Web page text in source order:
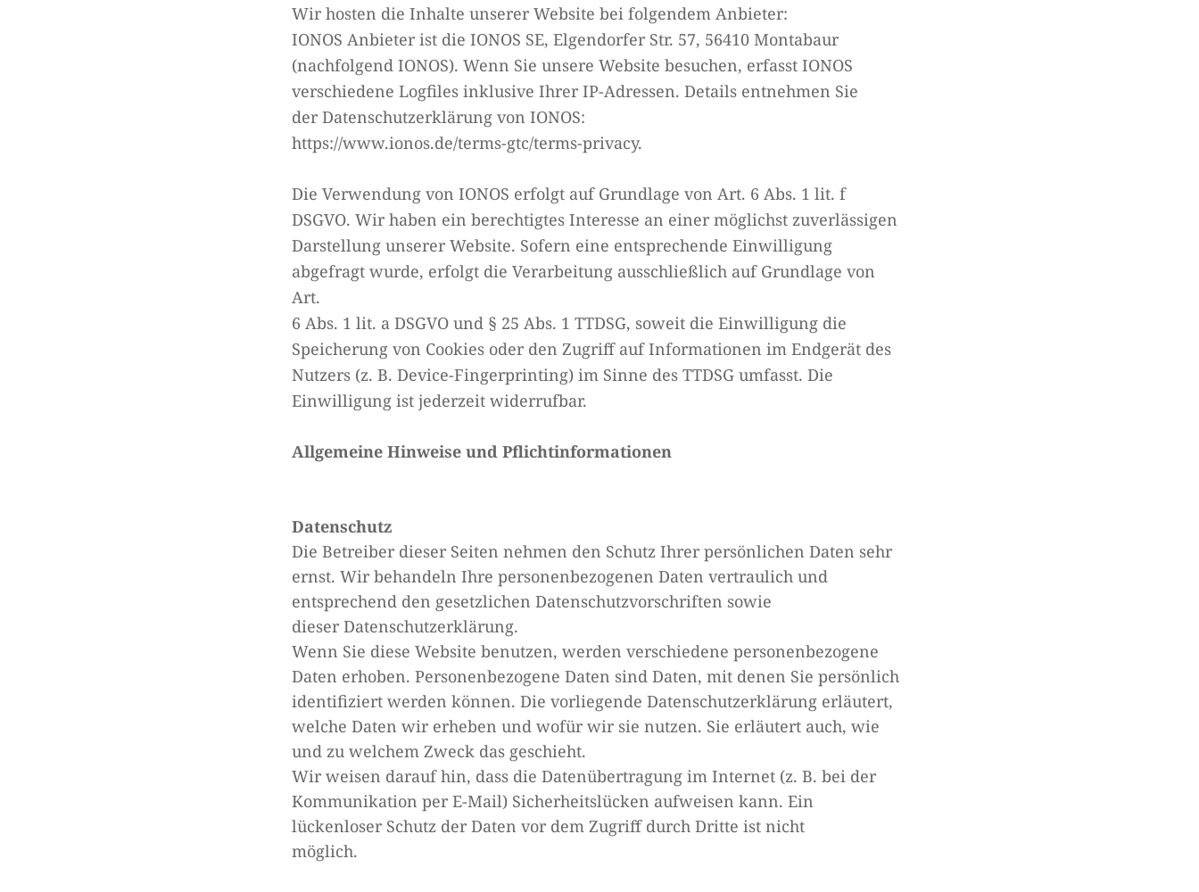
Wir hosten die Inhalte unserer Website bei folgendem Anbieter:
IONOS Anbieter ist die IONOS SE, Elgendorfer Str. 57, 56410 Montabaur
(nachfolgend IONOS). Wenn Sie unsere Website besuchen, erfasst IONOS
verschiedene Logfiles inklusive Ihrer IP-Adressen. Details entnehmen Sie
der Datenschutzerklärung von IONOS:
https://www.ionos.de/terms-gtc/terms-privacy.
Die Verwendung von IONOS erfolgt auf Grundlage von Art. 6 Abs. 1 lit. f
DSGVO. Wir haben ein berechtigtes Interesse an einer möglichst zuverlässigen
Darstellung unserer Website. Sofern eine entsprechende Einwilligung
abgefragt wurde, erfolgt die Verarbeitung ausschließlich auf Grundlage von
Art.
6 Abs. 1 lit. a DSGVO und § 25 Abs. 1 TTDSG, soweit die Einwilligung die
Speicherung von Cookies oder den Zugriff auf Informationen im Endgerät des
Nutzers (z. B. Device-Fingerprinting) im Sinne des TTDSG umfasst. Die
Einwilligung ist jederzeit widerrufbar.
Allgemeine Hinweise und Pflichtinformationen
Datenschutz
Die Betreiber dieser Seiten nehmen den Schutz Ihrer persönlichen Daten sehr
ernst. Wir behandeln Ihre personenbezogenen Daten vertraulich und
entsprechend den gesetzlichen Datenschutzvorschriften sowie
dieser Datenschutzerklärung.
Wenn Sie diese Website benutzen, werden verschiedene personenbezogene
Daten erhoben. Personenbezogene Daten sind Daten, mit denen Sie persönlich
identifiziert werden können. Die vorliegende Datenschutzerklärung erläutert,
welche Daten wir erheben und wofür wir sie nutzen. Sie erläutert auch, wie
und zu welchem Zweck das geschieht.
Wir weisen darauf hin, dass die Datenübertragung im Internet (z. B. bei der
Kommunikation per E-Mail) Sicherheitslücken aufweisen kann. Ein
lückenloser Schutz der Daten vor dem Zugriff durch Dritte ist nicht
möglich.